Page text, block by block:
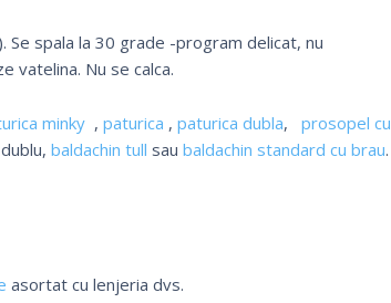
spala la 30 grade -program delicat, nu
vatelina. Nu se calca.
minky, paturica , paturica dubla, prosopel cu
baldachin tull sau baldachin standard cu brau.
asortat cu lenjeria dvs.